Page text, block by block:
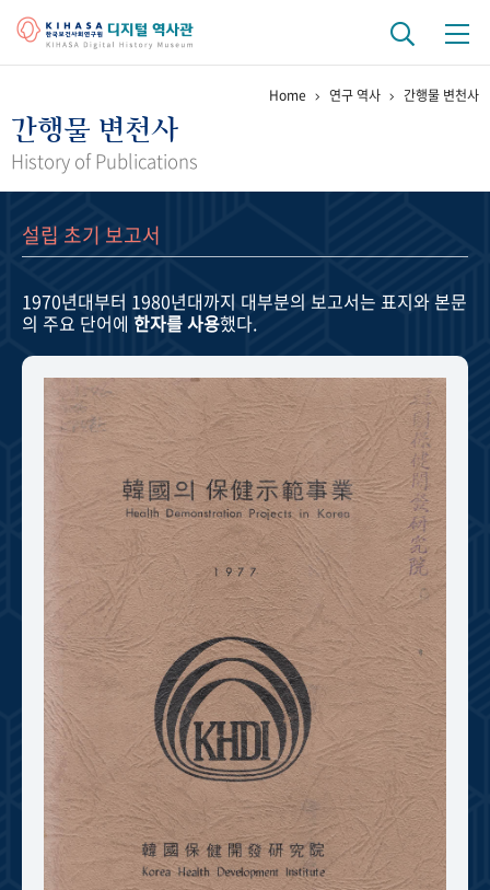
걸어온 길 기관 변천사
정책과 연구 키워드로 보는 연구 역사
연구자들
기록물 아카이브
사진 아카이브 문서 기록물 행정박물 영상 기록물
주년 기념
성과 50선 숫자로 보는 50년 50+1주년 광장
세계와 함께 한 KIHASA
VR 역사관
Home 연구 역사 간행물 변천사
간행물 변천사
History of Publications
설립 초기 보고서
1970년대부터 1980년대까지 대부분의 보고서는 표지와 본문
의 주요 단어에 한자를 사용했다.